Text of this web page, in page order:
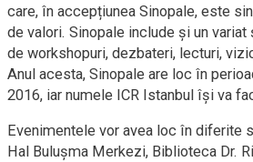
care, în accepțiunea Sinopale, este
de valori. Sinopale include și un
de workshopuri, dezbateri, lecturi,
Anul acesta, Sinopale are loc în
2016, iar numele ICR Istanbul își va
Evenimentele vor avea loc în diferite
Hal Bulușma Merkezi, Biblioteca Dr.